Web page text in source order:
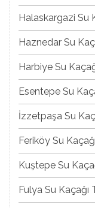
Halaskargazi Su
Haznedar Su
Harbiye Su
Esentepe Su
İzzetpaşa Su
Feriköy Su
Kuştepe Su
Fulya Su Kaçağı